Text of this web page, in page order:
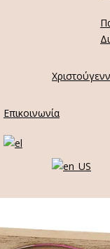
Επικοινωνία